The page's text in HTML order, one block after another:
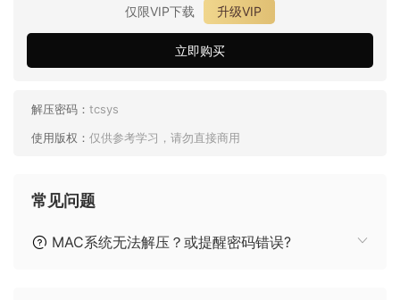
仅限VIP下载
升级VIP
立即购买
解压密码： tcsys
使用版权： 仅供参考学习，请勿直接商用
常见问题
MAC系统无法解压？或提醒密码错误?